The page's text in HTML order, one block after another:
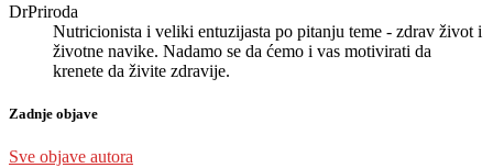
DrPriroda
Nutricionista i veliki entuzijasta po pitanju teme - zdrav život i
životne navike. Nadamo se da ćemo i vas motivirati da
krenete da živite zdravije.
Zadnje objave
Sve objave autora